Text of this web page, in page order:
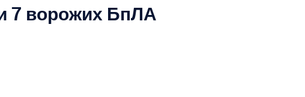
7 ворожих БпЛА